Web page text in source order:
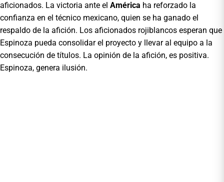
aficionados. La victoria ante el América ha reforzado la
confianza en el técnico mexicano, quien se ha ganado el
respaldo de la afición. Los aficionados rojiblancos esperan que
Espinoza pueda consolidar el proyecto y llevar al equipo a la
consecución de títulos. La opinión de la afición, es positiva.
Espinoza, genera ilusión.